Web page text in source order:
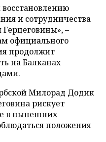
и сотрудничества
–
официального
продолжит
на Балканах
Милорад Додик
рискует
в нынешних
положения